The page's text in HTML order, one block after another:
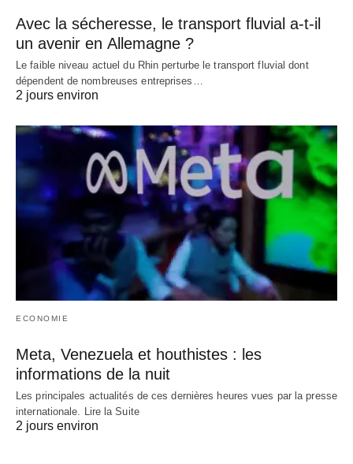
Avec la sécheresse, le transport fluvial a-t-il
un avenir en Allemagne ?
Le faible niveau actuel du Rhin perturbe le transport fluvial dont
dépendent de nombreuses entreprises…
2 jours environ
ECONOMIE
Meta, Venezuela et houthistes : les
informations de la nuit
Les principales actualités de ces dernières heures vues par la presse
internationale. Lire la Suite
2 jours environ